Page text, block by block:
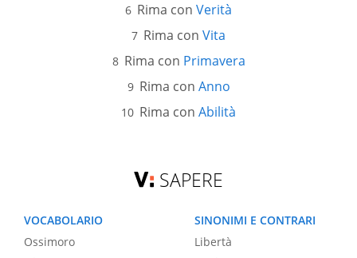
Rima con Verità
Rima con Vita
Rima con Primavera
Rima con Anno
Rima con Abilità
SAPERE
VOCABOLARIO
Ossimoro
SINONIMI E CONTRARI
Libertà